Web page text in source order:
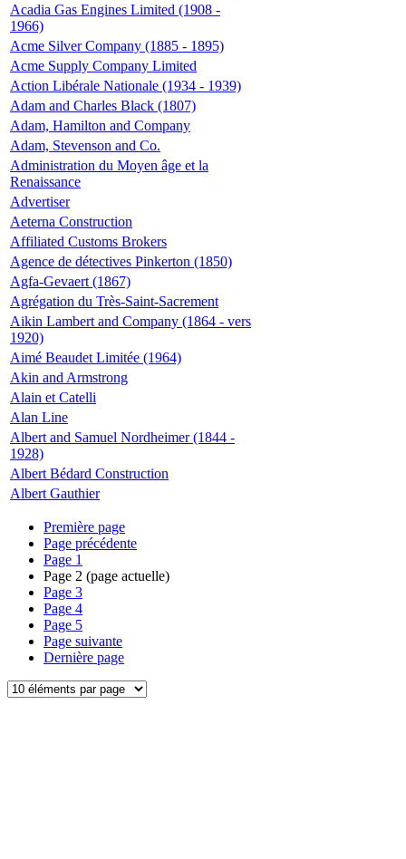
Acadia Gas Engines Limited (1908 -
1966)
Acme Silver Company (1885 - 1895)
Acme Supply Company Limited
Action Libérale Nationale (1934 - 1939)
Adam and Charles Black (1807)
Adam, Hamilton and Company
Adam, Stevenson and Co.
Administration du Moyen âge et la
Renaissance
Advertiser
Aeterna Construction
Affiliated Customs Brokers
Agence de détectives Pinkerton (1850)
Agfa-Gevaert (1867)
Agrégation du Très-Saint-Sacrement
Aikin Lambert and Company (1864 - vers
1920)
Aimé Beaudet Limitée (1964)
Akin and Armstrong
Alain et Catelli
Alan Line
Albert and Samuel Nordheimer (1844 -
1928)
Albert Bédard Construction
Albert Gauthier
Première page
Page précédente
Page 1
Page 2 (page actuelle)
Page 3
Page 4
Page 5
Page suivante
Dernière page